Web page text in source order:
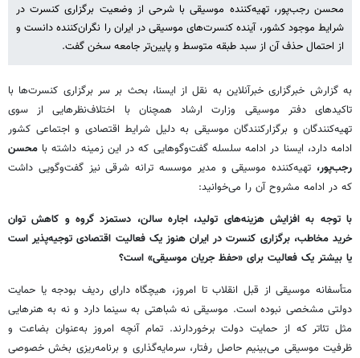
محسن رجب‌پور، تهیه‌کننده موسیقی با شرحی از وضعیت برگزاری کنسرت در
شرایط موجود کشور، آینده کنسرت‌های موسیقی در ایران را نگران‌کننده دانست و
از احتمال حذف آن از سبد طبقه متوسط و پایین‌تر جامعه سخن گفت.
به گزارش خبرگزاری خبرآنلاین به نقل از ایسنا، بحث بر سر برگزاری کنسرت‌ها با
تاکیدهای دفتر موسیقی وزارت ارشاد همچنان با اختلاف‌نظرهایی از سوی
تهیه‌کنندگان و برگزارکنندگان موسیقی به دلیل شرایط اقتصادی و اجتماعی کشور
ادامه دارد، ایسنا در ادامه سلسله گفت‌وگوهایی که در این زمینه داشته با محسن
رجب‌پور، تهیه‌کننده موسیقی و مدیر موسسه ترانه شرقی نیز گفت‌وگویی داشت
که در ادامه مشروح آن را می‌خوانید:
با توجه به افزایش هزینه‌های تولید، اجاره سالن، دستمزد گروه و کاهش توان
خرید مخاطب، برگزاری کنسرت در ایران هنوز یک فعالیت اقتصادی توجیه‌پذیر است
یا بیشتر یک فعالیت برای «حفظ جریان موسیقی» است؟
متأسفانه موسیقی از قبل انقلاب تا امروز، هیچگاه دارای ردیف بودجه یا حمایت
دولتی مشخصی نبوده است. موسیقی نه شباهتی به سینما دارد و نه به هنرهایی
مثل تئاتر که از حمایت دولت برخوردارند. تمام آنچه امروز به‌عنوان بضاعت و
ظرفیت موسیقی می‌بینیم حاصل رفتار، سرمایه‌گذاری و برنامه‌ریزی بخش خصوصی